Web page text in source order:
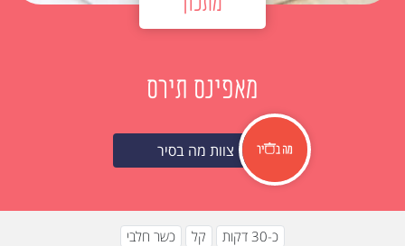
מאפינס תירס
צוות מה בסיר
כ-30 דקות קל כשר חלבי